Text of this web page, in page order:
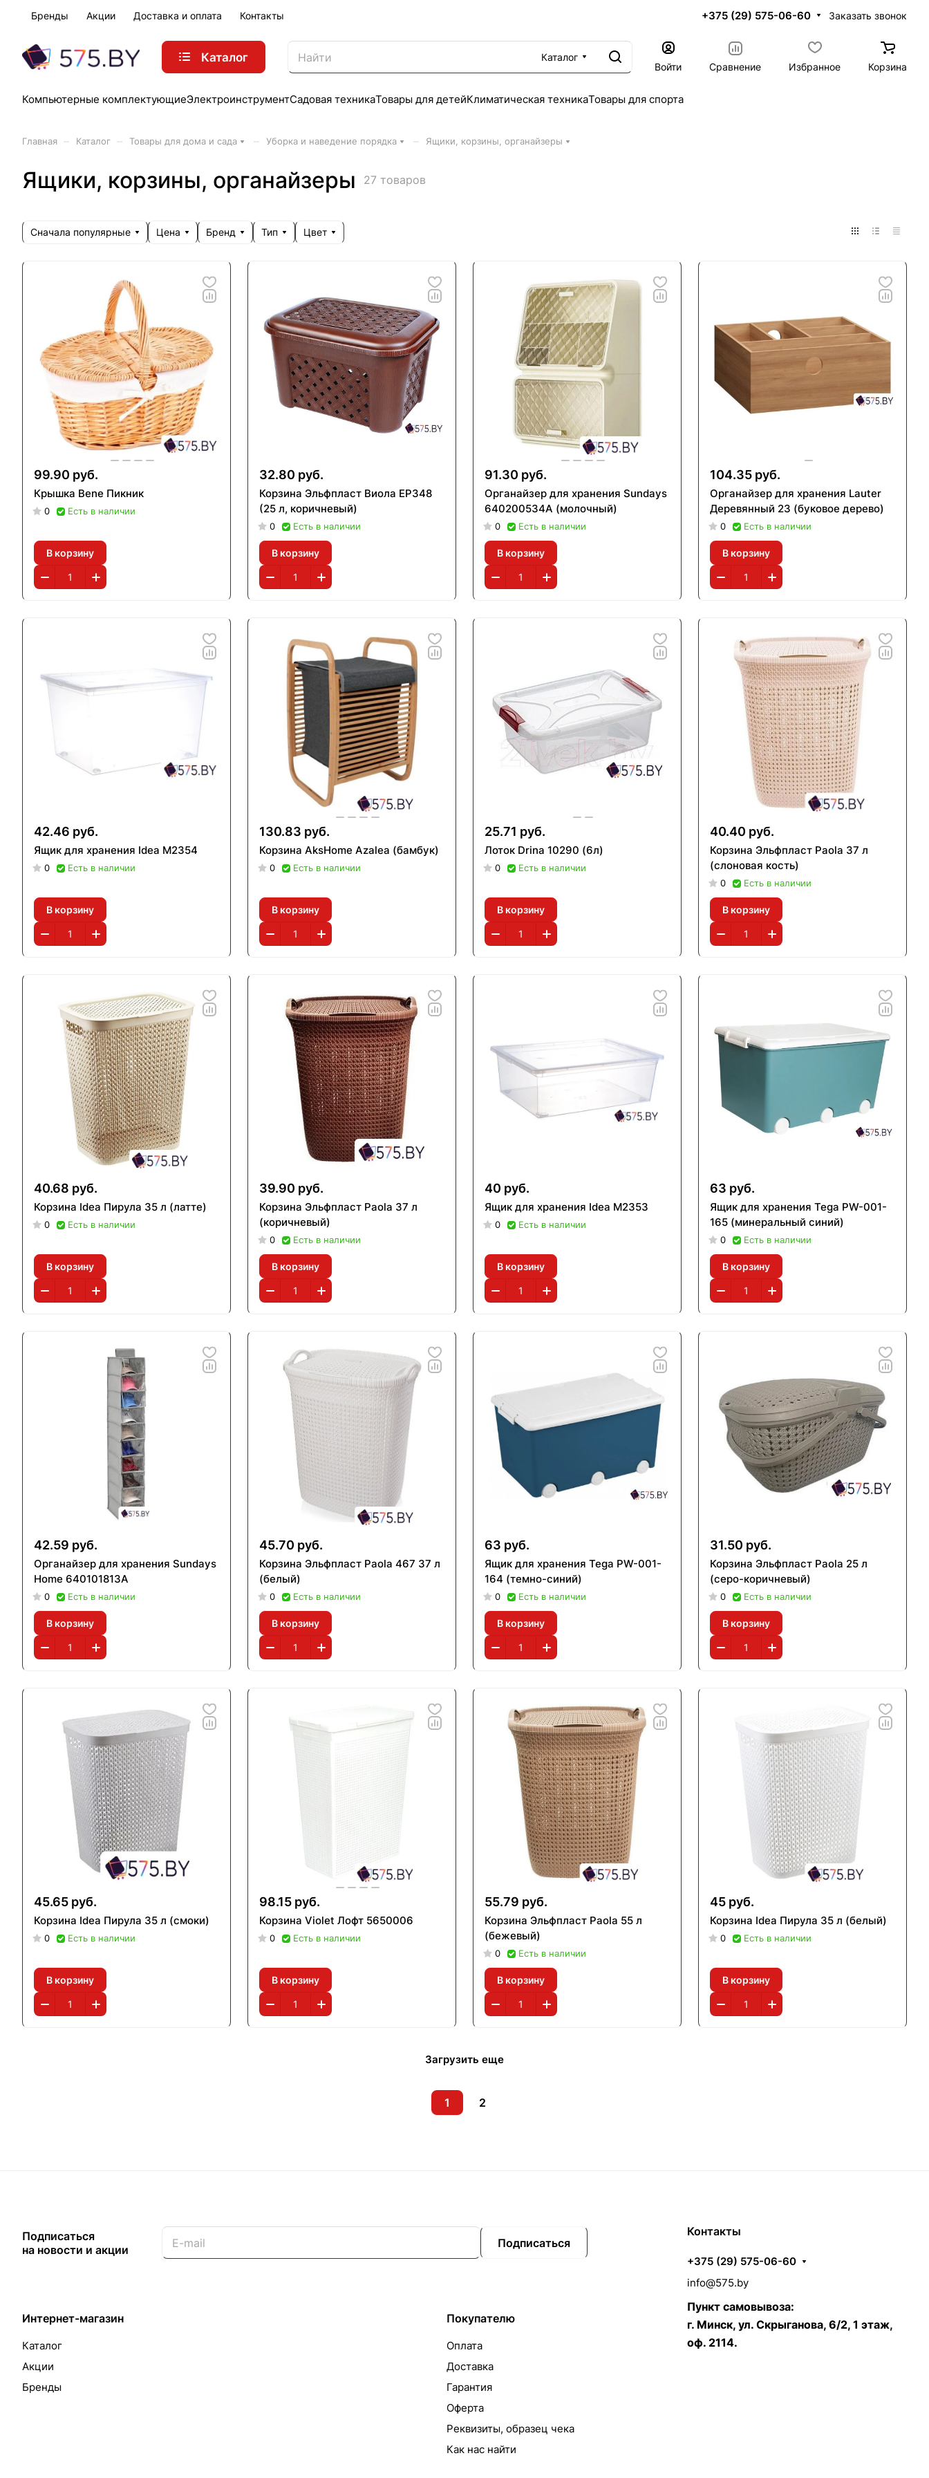
Бренды Акции Доставка и оплата Контакты +375 (29) 575-06-60 Заказать звонок
Каталог
Каталог
Войти
Сравнение Избранное Корзина
Компьютерные комплектующиеЭлектроинструментСадовая техникаТовары для детейКлиматическая техникаТовары для спорта
Главная Каталог Товары для дома и сада Уборка и наведение порядка Ящики, корзины, органайзеры
Ящики, корзины, органайзеры 27 товаров
Сначала популярные Цена Бренд Тип Цвет
99.90 руб.
Крышка Bene Пикник
0 Есть в наличии
В корзину
32.80 руб.
Корзина Эльфпласт Виола EP348
(25 л, коричневый)
0 Есть в наличии
В корзину
91.30 руб.
Органайзер для хранения Sundays
640200534A (молочный)
0 Есть в наличии
В корзину
104.35 руб.
Органайзер для хранения Lauter
Деревянный 23 (буковое дерево)
0 Есть в наличии
В корзину
42.46 руб.
Ящик для хранения Idea М2354
0 Есть в наличии
В корзину
130.83 руб.
Корзина AksHome Azalea (бамбук)
0 Есть в наличии
В корзину
25.71 руб.
Лоток Drina 10290 (6л)
0 Есть в наличии
В корзину
40.40 руб.
Корзина Эльфпласт Paola 37 л
(слоновая кость)
0 Есть в наличии
В корзину
40.68 руб.
Корзина Idea Пирула 35 л (латте)
0 Есть в наличии
В корзину
39.90 руб.
Корзина Эльфпласт Paola 37 л
(коричневый)
0 Есть в наличии
В корзину
40 руб.
Ящик для хранения Idea М2353
0 Есть в наличии
В корзину
63 руб.
Ящик для хранения Tega PW-001-
165 (минеральный синий)
0 Есть в наличии
В корзину
42.59 руб.
Органайзер для хранения Sundays
Home 640101813A
0 Есть в наличии
В корзину
45.70 руб.
Корзина Эльфпласт Paola 467 37 л
(белый)
0 Есть в наличии
В корзину
63 руб.
Ящик для хранения Tega PW-001-
164 (темно-синий)
0 Есть в наличии
В корзину
31.50 руб.
Корзина Эльфпласт Paola 25 л
(серо-коричневый)
0 Есть в наличии
В корзину
45.65 руб.
Корзина Idea Пирула 35 л (смоки)
0 Есть в наличии
В корзину
98.15 руб.
Корзина Violet Лофт 5650006
0 Есть в наличии
В корзину
55.79 руб.
Корзина Эльфпласт Paola 55 л
(бежевый)
0 Есть в наличии
В корзину
45 руб.
Корзина Idea Пирула 35 л (белый)
0 Есть в наличии
В корзину
Загрузить еще
1 2
Подписаться
на новости и акции
Подписаться
Интернет-магазин
Каталог
Акции
Бренды
Покупателю
Оплата
Доставка
Гарантия
Оферта
Реквизиты, образец чека
Как нас найти
Контакты
+375 (29) 575-06-60
info@575.by
Пункт самовывоза:
г. Минск, ул. Скрыганова, 6/2, 1 этаж,
оф. 2114.